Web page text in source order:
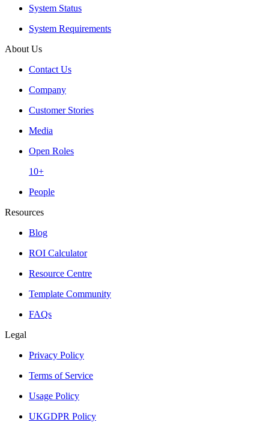
System Status
System Requirements
About Us
Contact Us
Company
Customer Stories
Media
Open Roles
10+
People
Resources
Blog
ROI Calculator
Resource Centre
Template Community
FAQs
Legal
Privacy Policy
Terms of Service
Usage Policy
UKGDPR Policy